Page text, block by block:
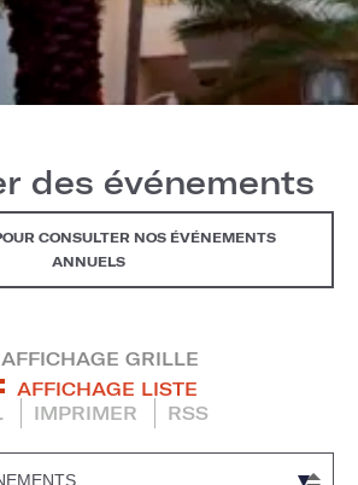
des événements
CONSULTER NOS ÉVÉNEMENTS
ANNUELS
AFFICHAGE GRILLE
AFFICHAGE LISTE
IMPRIMER RSS